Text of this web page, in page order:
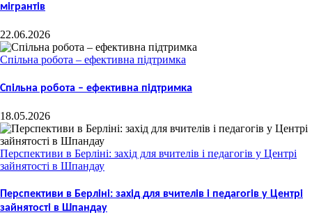
мігрантів
22.06.2026
Спільна робота – ефективна підтримка
Спільна робота – ефективна підтримка
18.05.2026
Перспективи в Берліні: захід для вчителів і педагогів у Центрі
зайнятості в Шпандау
Перспективи в Берліні: захід для вчителів і педагогів у Центрі
зайнятості в Шпандау